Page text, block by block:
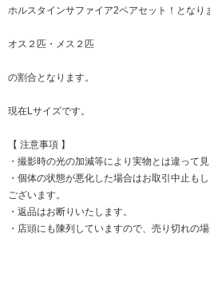
ホルスタインサファイア2ペアセット！となり
オス２匹・メス２匹
の割合となります。
現在Lサイズです。
【 注意事項 】
・撮影時の光の加減等により実物とは違って
・個体の状態が悪化した場合はお取引中止も
ございます。
・返品はお断りいたします。
・店頭にも陳列していますので、売り切れの